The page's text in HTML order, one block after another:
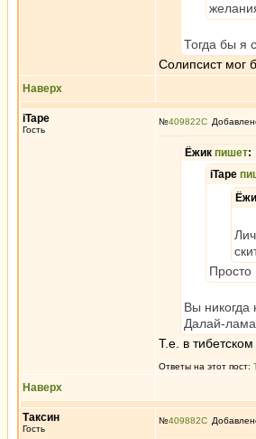
Тогда бы я
Солипсист мог
Наверх
iTape
Гость
№409822
Ёжик пишет:
iTape
Просто
Вы
Далай-
Т.е. в
Ответы на этот пост:
Наверх
Таксин
Гость
№409882